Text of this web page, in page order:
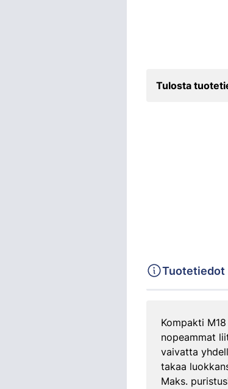
Tulosta
Tuotetiedot
Kompakti
nopeammat
vaivatta
takaa
Maks.